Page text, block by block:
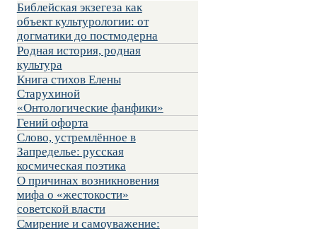
Библейская экзегеза как
объект культурологии: от
догматики до постмодерна
Родная история, родная
культура
Книга стихов Елены
Старухиной
«Онтологические фанфики»
Гений офорта
Слово, устремлённое в
Запределье: русская
космическая поэтика
О причинах возникновения
мифа о «жестокости»
советской власти
Смирение и самоуважение: